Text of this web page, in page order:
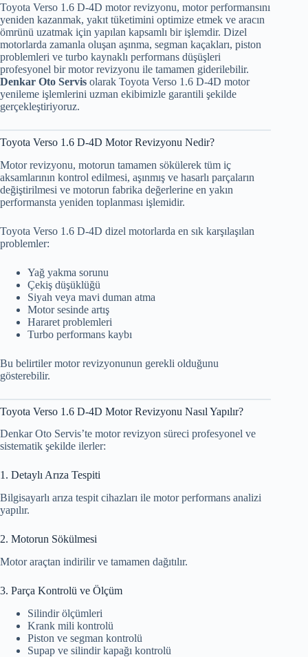
Toyota Verso 1.6 D-4D motor revizyonu, motor performansını
yeniden kazanmak, yakıt tüketimini optimize etmek ve aracın
ömrünü uzatmak için yapılan kapsamlı bir işlemdir. Dizel
motorlarda zamanla oluşan aşınma, segman kaçakları, piston
problemleri ve turbo kaynaklı performans düşüşleri
profesyonel bir motor revizyonu ile tamamen giderilebilir.
Denkar Oto Servis olarak Toyota Verso 1.6 D-4D motor
yenileme işlemlerini uzman ekibimizle garantili şekilde
gerçekleştiriyoruz.
Toyota Verso 1.6 D-4D Motor Revizyonu Nedir?
Motor revizyonu, motorun tamamen sökülerek tüm iç
aksamlarının kontrol edilmesi, aşınmış ve hasarlı parçaların
değiştirilmesi ve motorun fabrika değerlerine en yakın
performansta yeniden toplanması işlemidir.
Toyota Verso 1.6 D-4D dizel motorlarda en sık karşılaşılan
problemler:
Yağ yakma sorunu
Çekiş düşüklüğü
Siyah veya mavi duman atma
Motor sesinde artış
Hararet problemleri
Turbo performans kaybı
Bu belirtiler motor revizyonunun gerekli olduğunu
gösterebilir.
Toyota Verso 1.6 D-4D Motor Revizyonu Nasıl Yapılır?
Denkar Oto Servis’te motor revizyon süreci profesyonel ve
sistematik şekilde ilerler:
1. Detaylı Arıza Tespiti
Bilgisayarlı arıza tespit cihazları ile motor performans analizi
yapılır.
2. Motorun Sökülmesi
Motor araçtan indirilir ve tamamen dağıtılır.
3. Parça Kontrolü ve Ölçüm
Silindir ölçümleri
Krank mili kontrolü
Piston ve segman kontrolü
Supap ve silindir kapağı kontrolü